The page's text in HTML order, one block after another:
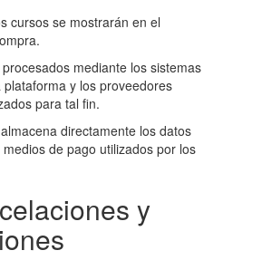
cursos se mostrarán en el
mediante los sistemas
plataforma y los proveedores
para tal fin.
directamente los datos
de pago utilizados por los
y